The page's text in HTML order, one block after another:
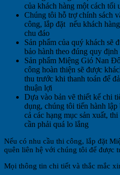
của khách hàng một cách tối
Chúng tôi hỗ trợ chính sách
công, lắp đặt nếu khách
chu đáo
Sản phẩm của quý khách sẽ
bảo hành theo đúng quy định
Sản phẩm Miệng Gió Nan
công hoàn thiện sẽ được
thu trước khi thanh toán để
thuận lợi
Dựa vào bản vẽ thiết kế chi
dụng, chúng tôi tiến hành
cả các hạng mục sản xuất,
cần phải quá lo lắng
Nếu có nhu cầu thi công, lắp đặt
quên liên hệ với chúng tôi để được
Mọi thông tin chi tiết và thắc mắc